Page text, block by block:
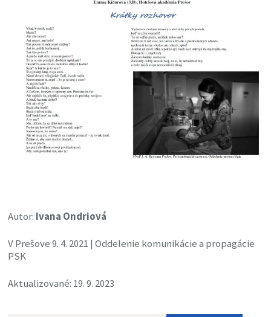
Autor: Ivana Ondriová
V Prešove 9. 4. 2021 | Oddelenie komunikácie a propagácie
PSK
Aktualizované: 19. 9. 2023